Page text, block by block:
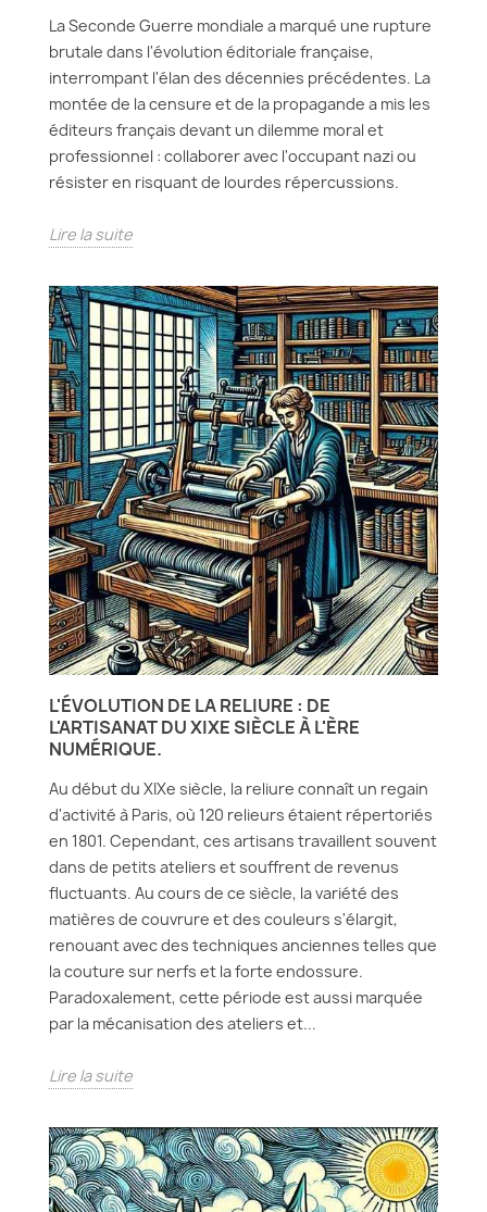
La Seconde Guerre mondiale a marqué une rupture
brutale dans l'évolution éditoriale française,
interrompant l'élan des décennies précédentes. La
montée de la censure et de la propagande a mis les
éditeurs français devant un dilemme moral et
professionnel : collaborer avec l'occupant nazi ou
résister en risquant de lourdes répercussions.
Lire la suite
L'ÉVOLUTION DE LA RELIURE : DE
L'ARTISANAT DU XIXE SIÈCLE À L'ÈRE
NUMÉRIQUE.
Au début du XIXe siècle, la reliure connaît un regain
d'activité à Paris, où 120 relieurs étaient répertoriés
en 1801. Cependant, ces artisans travaillent souvent
dans de petits ateliers et souffrent de revenus
fluctuants. Au cours de ce siècle, la variété des
matières de couvrure et des couleurs s'élargit,
renouant avec des techniques anciennes telles que
la couture sur nerfs et la forte endossure.
Paradoxalement, cette période est aussi marquée
par la mécanisation des ateliers et...
Lire la suite